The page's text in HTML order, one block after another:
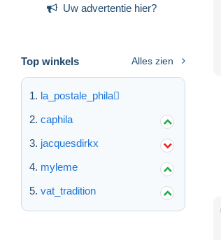
Uw advertentie hier?
Top winkels Alles zien
la_postale_phila
caphila
jacquesdirkx
myleme
vat_tradition